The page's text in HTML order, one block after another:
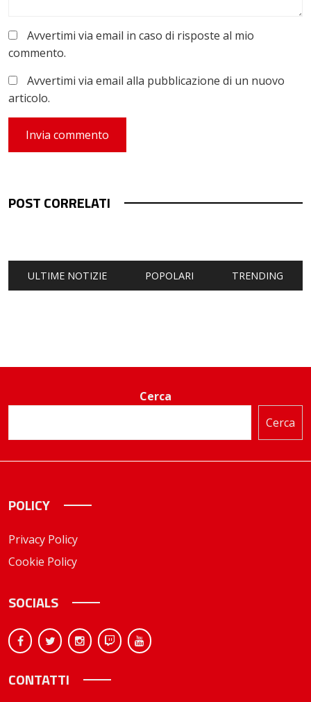
Avvertimi via email in caso di risposte al mio
commento.
Avvertimi via email alla pubblicazione di un nuovo
articolo.
POST CORRELATI
ULTIME NOTIZIE POPOLARI TRENDING
Cerca
Cerca
POLICY
Privacy Policy
Cookie Policy
SOCIALS
CONTATTI